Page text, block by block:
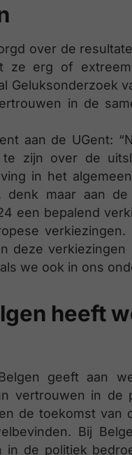
over de
ze erg of
Geluksonderzoek
in de
aan de UGent:
zijn over de
in het
maar aan
een bepalend
deze
we ook in ons
heeft
geeft aan
vertrouwen in de
de toekomst van
Bij
de politiek